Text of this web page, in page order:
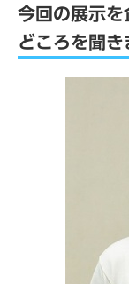
今回の展示を
どころを聞き